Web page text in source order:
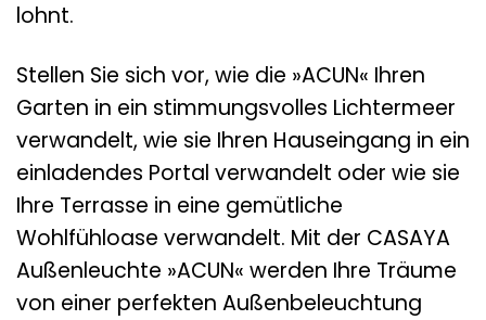
lohnt.
Stellen Sie sich vor, wie die »ACUN« Ihren
Garten in ein stimmungsvolles Lichtermeer
verwandelt, wie sie Ihren Hauseingang in ein
einladendes Portal verwandelt oder wie sie
Ihre Terrasse in eine gemütliche
Wohlfühloase verwandelt. Mit der CASAYA
Außenleuchte »ACUN« werden Ihre Träume
von einer perfekten Außenbeleuchtung